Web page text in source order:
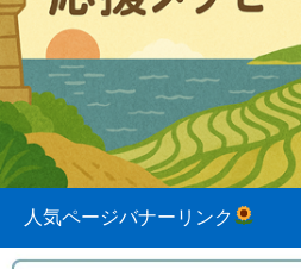
白米千枚田 あぜのきらめき（アル
2023.08.31
人気ページバナーリンク